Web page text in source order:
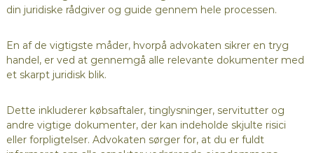
din juridiske rådgiver og guide gennem hele processen.
En af de vigtigste måder, hvorpå advokaten sikrer en tryg
handel, er ved at gennemgå alle relevante dokumenter med
et skarpt juridisk blik.
Dette inkluderer købsaftaler, tinglysninger, servitutter og
andre vigtige dokumenter, der kan indeholde skjulte risici
eller forpligtelser. Advokaten sørger for, at du er fuldt